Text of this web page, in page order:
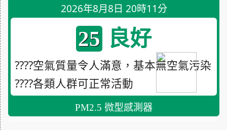
2026年8月8日 20時11分
25 良好
????空氣質量令人滿意，基本無空氣污染
????各類人群可正常活動
PM2.5 微型感測器